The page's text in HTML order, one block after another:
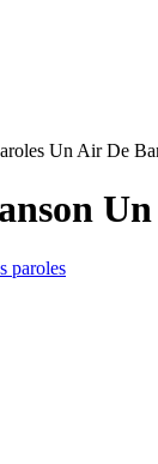
Un Air De
paroles